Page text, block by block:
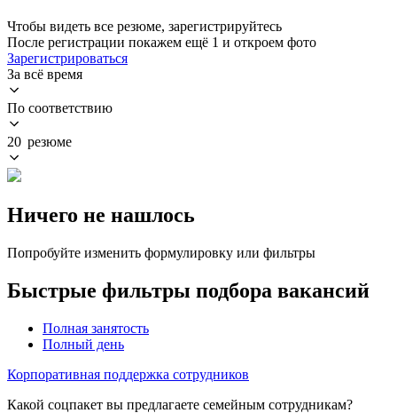
Чтобы видеть все резюме, зарегистрируйтесь
После регистрации покажем ещё 1 и откроем фото
Зарегистрироваться
За всё время
По соответствию
20 резюме
Ничего не нашлось
Попробуйте изменить формулировку или фильтры
Быстрые фильтры подбора вакансий
Полная занятость
Полный день
Корпоративная поддержка сотрудников
Какой соцпакет вы предлагаете семейным сотрудникам?